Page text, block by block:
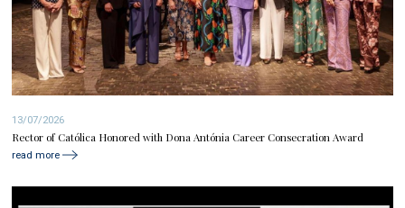
13/07/2026
Rector of Católica Honored with Dona Antónia Career Consecration Award
read more